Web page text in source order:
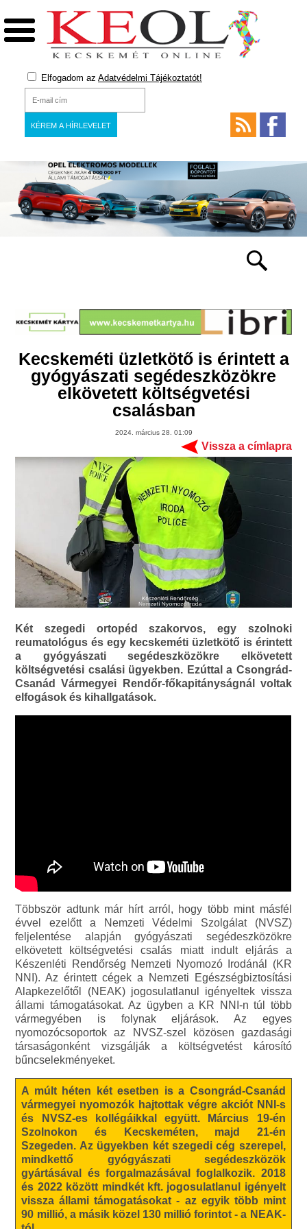
Elfogadom az Adatvédelmi Tájékoztatót!
Kecskeméti üzletkötő is érintett a
gyógyászati segédeszközökre
elkövetett költségvetési
csalásban
2024. március 28. 01:09
Vissza a címlapra
Két szegedi ortopéd szakorvos, egy szolnoki
reumatológus és egy kecskeméti üzletkötő is érintett
a gyógyászati segédeszközökre elkövetett
költségvetési csalási ügyekben. Ezúttal a Csongrád-
Csanád Vármegyei Rendőr-főkapitányságnál voltak
elfogások és kihallgatások.
Többször adtunk már hírt arról, hogy több mint másfél
évvel ezelőtt a Nemzeti Védelmi Szolgálat (NVSZ)
feljelentése alapján gyógyászati segédeszközökre
elkövetett költségvetési csalás miatt indult eljárás a
Készenléti Rendőrség Nemzeti Nyomozó Irodánál (KR
NNI). Az érintett cégek a Nemzeti Egészségbiztosítási
Alapkezelőtől (NEAK) jogosulatlanul igényeltek vissza
állami támogatásokat. Az ügyben a KR NNI-n túl több
vármegyében is folynak eljárások. Az egyes
nyomozócsoportok az NVSZ-szel közösen gazdasági
társaságonként vizsgálják a költségvetést károsító
bűncselekményeket.
A múlt héten két esetben is a Csongrád-Csanád
vármegyei nyomozók hajtottak végre akciót NNI-s
és NVSZ-es kollégáikkal együtt. Március 19-én
Szolnokon és Kecskeméten, majd 21-én
Szegeden. Az ügyekben két szegedi cég szerepel,
mindkettő gyógyászati segédeszközök
gyártásával és forgalmazásával foglalkozik. 2018
és 2022 között mindkét kft. jogosulatlanul igényelt
vissza állami támogatásokat - az egyik több mint
90 millió, a másik közel 130 millió forintot - a NEAK-